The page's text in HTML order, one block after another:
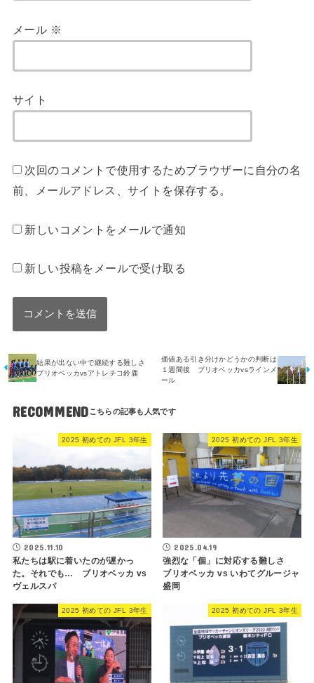
メール ※
サイト
次回のコメントで使用するためブラウザーに自分の名
前、メールアドレス、サイトを保存する。
新しいコメントをメールで通知
新しい投稿をメールで受け取る
結果が出ない中で継続する難しさ
ブリオベッカvsアトレチコ鈴鹿
価値ある引き分けかどうかの判断は
１週間後 ブリオベッカvsラインメ
ール
RECOMMEND
2025 初めての JFL 3年生
2025.11.10
私たちは駅に着いたのが遅かっ
た。それでも… ブリオベッカ vs
ヴェルスパ
2025 初めての JFL 3年生
2025.04.19
強烈な「個」に対応する難しさ
ブリオベッカ vs いわてグルージャ
盛岡
2025 初めての JFL 3年生 2025 初めての JFL 3年生